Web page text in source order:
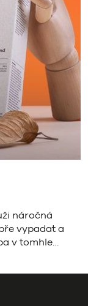
náročná
vypadat a
v tomhle…